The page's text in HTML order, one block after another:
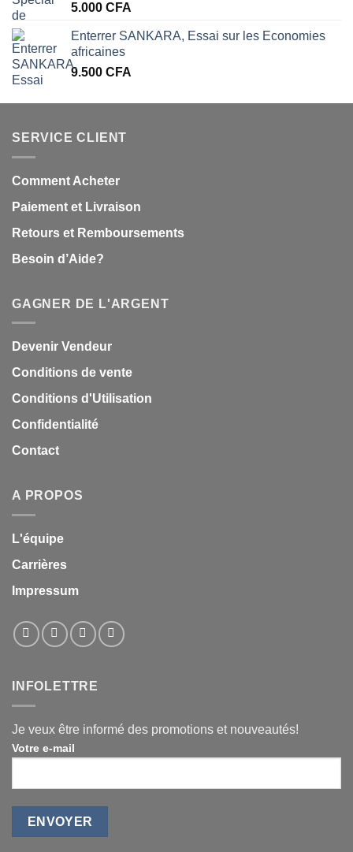
5.000 CFA
Enterrer SANKARA, Essai sur les Economies
africaines
9.500 CFA
SERVICE CLIENT
Comment Acheter
Paiement et Livraison
Retours et Remboursements
Besoin d’Aide?
GAGNER DE L'ARGENT
Devenir Vendeur
Conditions de vente
Conditions d'Utilisation
Confidentialité
Contact
A PROPOS
L'équipe
Carrières
Impressum
INFOLETTRE
Je veux être informé des promotions et nouveautés!
Votre e-mail